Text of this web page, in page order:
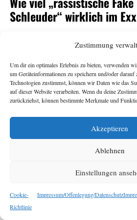
Zustimmung
Um dir ein optimales Erlebnis zu bieten, verwenden
um Geräteinformationen zu speichern und/oder darauf
Technologien zustimmst, können wir Daten wie das
auf dieser Website verarbeiten. Wenn du deine
zurückziehst, können bestimmte Merkmale und
Akzeptieren
Ablehnen
Einstellungen
Cookie-
Richtlinie
Impressum/Offenlegung/Datenschutz
Schleuder“ wirklich im
11. Juni 2026
Exxpress-Herausgeberin Eva Schütz
Überraschungskandidat:innen für
Generalsposten. Armin Wolf tat auf
seine Ratlosigkeit über ihre
Stiftungsrat kund und bezeichnete
rassistische Fake News-Schleuder“.
Empörung, vor allem beimExxpress.
Redaktion ihr eigener Umgang mit